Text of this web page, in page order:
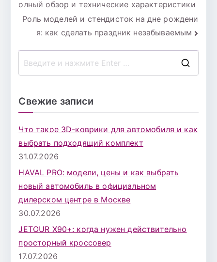
по
записям
олный обзор и технические характеристики
Роль моделей и стендисток на дне рождени
я: как сделать праздник незабываемым
Свежие записи
Что такое 3D-коврики для автомобиля и как
выбрать подходящий комплект
31.07.2026
HAVAL PRO: модели, цены и как выбрать
новый автомобиль в официальном
дилерском центре в Москве
30.07.2026
JETOUR X90+: когда нужен действительно
просторный кроссовер
17.07.2026